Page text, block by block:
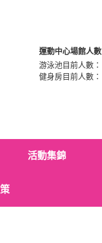
運動中心場館人數
游泳池目前人數：
健身房目前人數：
活動集錦